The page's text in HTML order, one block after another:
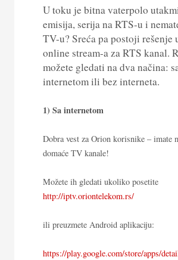
U toku je bitna vaterpolo
emisija, serija na RTS-u i
TV-u? Sreća pa postoji rešenje
online stream-a za RTS kanal.
možete gledati na dva načina:
internetom ili bez interneta.
1) Sa internetom
Dobra vest za Orion korisnike – imate
domaće TV kanale!
Možete ih gledati ukoliko posetite
http://iptv.oriontelekom.rs/
ili preuzmete Android aplikaciju:
https://play.google.com/store/apps/